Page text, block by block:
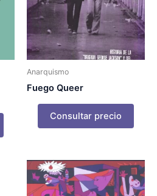
Anarquismo
Fuego Queer
Consultar precio